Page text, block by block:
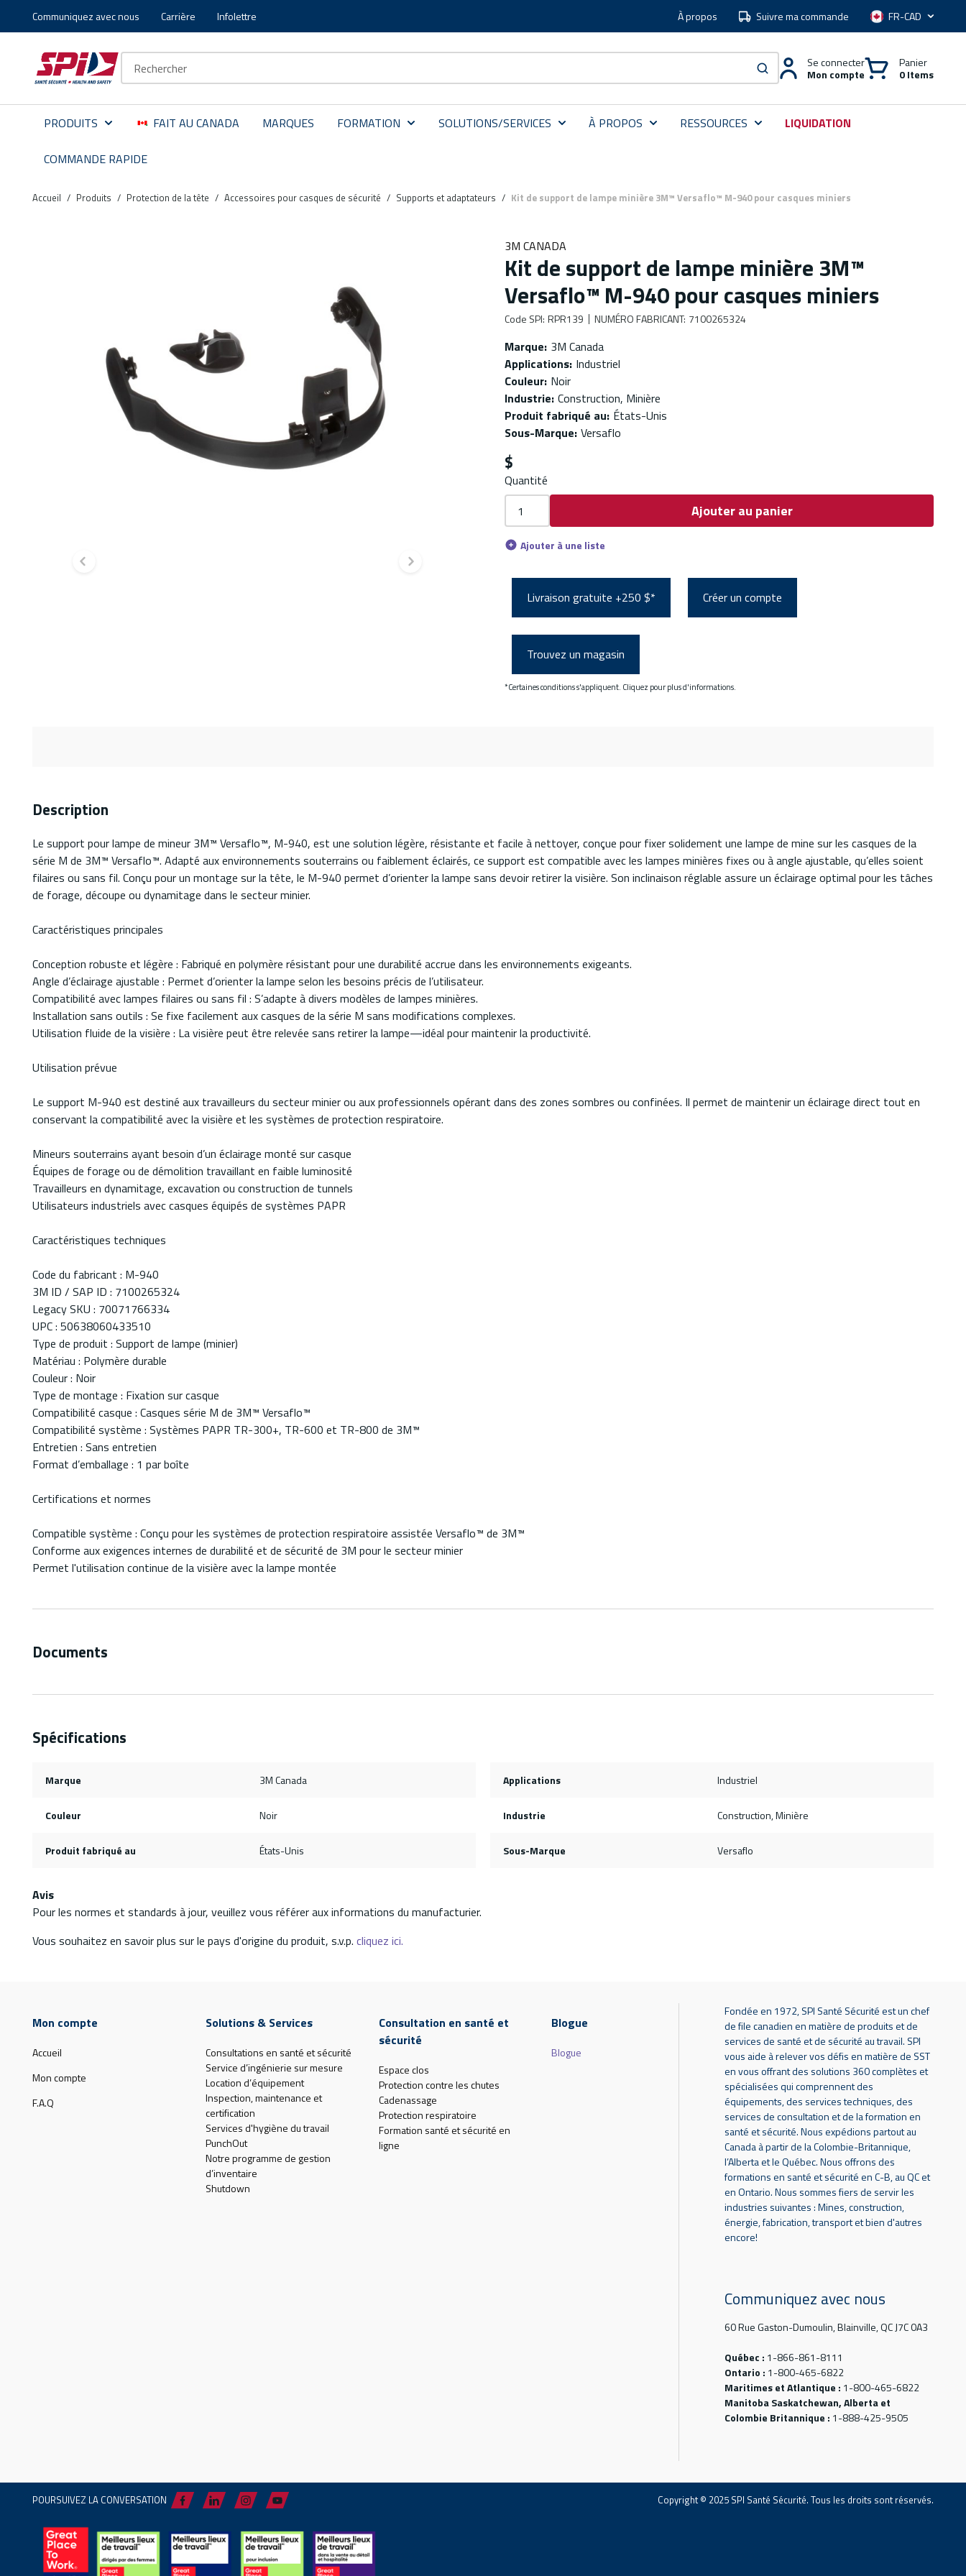
Aller au contenu principal
Skip to menu
Skip to footer
Communiquez avec nous Carrière Infolettre À propos Suivre ma commande Langue
soumettre une recherche
Se connecter
Mon compte
Panier
0 Items
PRODUITS FAIT AU CANADA MARQUES FORMATION SOLUTIONS/SERVICES À PROPOS RESSOURCES LIQUIDATION
COMMANDE RAPIDE
Accueil / Produits / Protection de la tête / Accessoires pour casques de sécurité / Supports et adaptateurs / Kit de support de lampe minière 3M™ Versaflo™ M-940 pour casques miniers
Diapositive précédente Diapositive suivante
3M CANADA
Kit de support de lampe minière 3M™
Versaflo™ M-940 pour casques miniers
Code SPI: RPR139 NUMÉRO FABRICANT: 7100265324
Marque: 3M Canada
Applications: Industriel
Couleur: Noir
Industrie: Construction, Minière
Produit fabriqué au: États-Unis
Sous-Marque: Versaflo
$
Quantité
Ajouter au panier
Ajouter à une liste
Livraison gratuite +250 $* Créer un compte
Trouvez un magasin
*Certaines conditions s'appliquent. Cliquez pour plus d'informations.
Description
Le support pour lampe de mineur 3M™ Versaflo™, M-940, est une solution légère, résistante et facile à nettoyer, conçue pour fixer solidement une lampe de mine sur les casques de la
série M de 3M™ Versaflo™. Adapté aux environnements souterrains ou faiblement éclairés, ce support est compatible avec les lampes minières fixes ou à angle ajustable, qu’elles soient
filaires ou sans fil. Conçu pour un montage sur la tête, le M-940 permet d’orienter la lampe sans devoir retirer la visière. Son inclinaison réglable assure un éclairage optimal pour les tâches
de forage, découpe ou dynamitage dans le secteur minier.
Caractéristiques principales
Conception robuste et légère : Fabriqué en polymère résistant pour une durabilité accrue dans les environnements exigeants.
Angle d’éclairage ajustable : Permet d’orienter la lampe selon les besoins précis de l’utilisateur.
Compatibilité avec lampes filaires ou sans fil : S’adapte à divers modèles de lampes minières.
Installation sans outils : Se fixe facilement aux casques de la série M sans modifications complexes.
Utilisation fluide de la visière : La visière peut être relevée sans retirer la lampe—idéal pour maintenir la productivité.
Utilisation prévue
Le support M-940 est destiné aux travailleurs du secteur minier ou aux professionnels opérant dans des zones sombres ou confinées. Il permet de maintenir un éclairage direct tout en
conservant la compatibilité avec la visière et les systèmes de protection respiratoire.
Mineurs souterrains ayant besoin d’un éclairage monté sur casque
Équipes de forage ou de démolition travaillant en faible luminosité
Travailleurs en dynamitage, excavation ou construction de tunnels
Utilisateurs industriels avec casques équipés de systèmes PAPR
Caractéristiques techniques
Code du fabricant : M-940
3M ID / SAP ID : 7100265324
Legacy SKU : 70071766334
UPC : 50638060433510
Type de produit : Support de lampe (minier)
Matériau : Polymère durable
Couleur : Noir
Type de montage : Fixation sur casque
Compatibilité casque : Casques série M de 3M™ Versaflo™
Compatibilité système : Systèmes PAPR TR-300+, TR-600 et TR-800 de 3M™
Entretien : Sans entretien
Format d’emballage : 1 par boîte
Certifications et normes
Compatible système : Conçu pour les systèmes de protection respiratoire assistée Versaflo™ de 3M™
Conforme aux exigences internes de durabilité et de sécurité de 3M pour le secteur minier
Permet l'utilisation continue de la visière avec la lampe montée
Documents
Spécifications
Marque 3M Canada Applications Industriel
Couleur Noir Industrie Construction, Minière
Produit fabriqué au États-Unis Sous-Marque Versaflo
Avis
Pour les normes et standards à jour, veuillez vous référer aux informations du manufacturier.
Vous souhaitez en savoir plus sur le pays d'origine du produit, s.v.p. cliquez ici.
Mon compte
Accueil
Mon compte
F.A.Q
Solutions & Services
Consultations en santé et sécurité
Service d’ingénierie sur mesure
Location d’équipement
Inspection, maintenance et
certification
Services d'hygiène du travail
PunchOut
Notre programme de gestion
d’inventaire
Shutdown
Consultation en santé et
sécurité
Espace clos
Protection contre les chutes
Cadenassage
Protection respiratoire
Formation santé et sécurité en
ligne
Blogue
Blogue
Fondée en 1972, SPI Santé Sécurité est un chef
de file canadien en matière de produits et de
services de santé et de sécurité au travail. SPI
vous aide à relever vos défis en matière de SST
en vous offrant des solutions 360 complètes et
spécialisées qui comprennent des
équipements, des services techniques, des
services de consultation et de la formation en
santé et sécurité. Nous expédions partout au
Canada à partir de la Colombie-Britannique,
l’Alberta et le Québec. Nous offrons des
formations en santé et sécurité en C-B, au QC et
en Ontario. Nous sommes fiers de servir les
industries suivantes : Mines, construction,
énergie, fabrication, transport et bien d'autres
encore!
Communiquez avec nous
60 Rue Gaston-Dumoulin, Blainville, QC J7C 0A3
Québec : 1-866-861-8111
Ontario : 1-800-465-6822
Maritimes et Atlantique : 1-800-465-6822
Manitoba Saskatchewan, Alberta et
Colombie Britannique : 1-888-425-9505
POURSUIVEZ LA CONVERSATION Copyright © 2025 SPI Santé Sécurité. Tous les droits sont réservés.